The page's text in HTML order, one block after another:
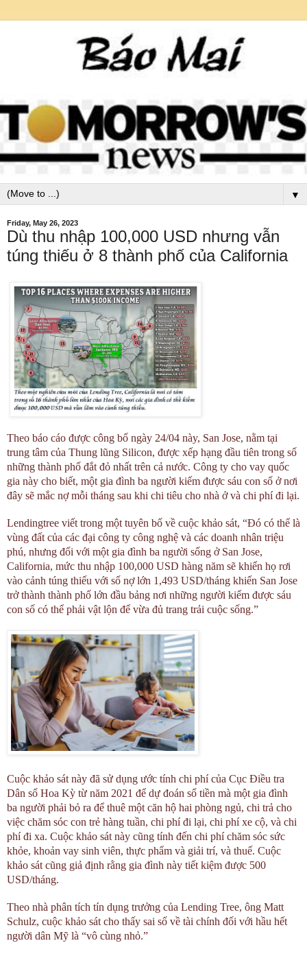
▼
Friday, May 26, 2023
Dù thu nhập 100,000 USD nhưng vẫn
túng thiếu ở 8 thành phố của California
Theo báo cáo được công bố ngày 24/04 này, San Jose, nằm tại
trung tâm của Thung lũng Silicon, được xếp hạng đầu tiên trong số
những thành phố đắt đỏ nhất trên cả nước. Công ty cho vay quốc
gia này cho biết, một gia đình ba người kiếm được sáu con số ở nơi
đây sẽ mắc nợ mỗi tháng sau khi chi tiêu cho nhà ở và chi phí đi lại.
Lendingtree viết trong một tuyên bố về cuộc khảo sát, “Đó có thể là
vùng đất của các đại công ty công nghệ và các doanh nhân triệu
phú, nhưng đối với một gia đình ba người sống ở San Jose,
California, mức thu nhập 100,000 USD hàng năm sẽ khiến họ rơi
vào cảnh túng thiếu với số nợ lớn 1,493 USD/tháng khiến San Jose
trở thành thành phố lớn đầu bảng nơi những người kiếm được sáu
con số có thể phải vật lộn để vừa đủ trang trải cuộc sống.”
Cuộc khảo sát này đã sử dụng ước tính chi phí của Cục Điều tra
Dân số Hoa Kỳ từ năm 2021 để dự đoán số tiền mà một gia đình
ba người phải bỏ ra để thuê một căn hộ hai phòng ngủ, chi trả cho
việc chăm sóc con trẻ hàng tuần, chi phí đi lại, chi phí xe cộ, và chi
phí đi xa. Cuộc khảo sát này cũng tính đến chi phí chăm sóc sức
khỏe, khoản vay sinh viên, thực phẩm và giải trí, và thuế. Cuộc
khảo sát cũng giả định rằng gia đình này tiết kiệm được 500
USD/tháng.
Theo nhà phân tích tín dụng trưởng của Lending Tree, ông Matt
Schulz, cuộc khảo sát cho thấy sai số về tài chính đối với hầu hết
người dân Mỹ là “vô cùng nhỏ.”